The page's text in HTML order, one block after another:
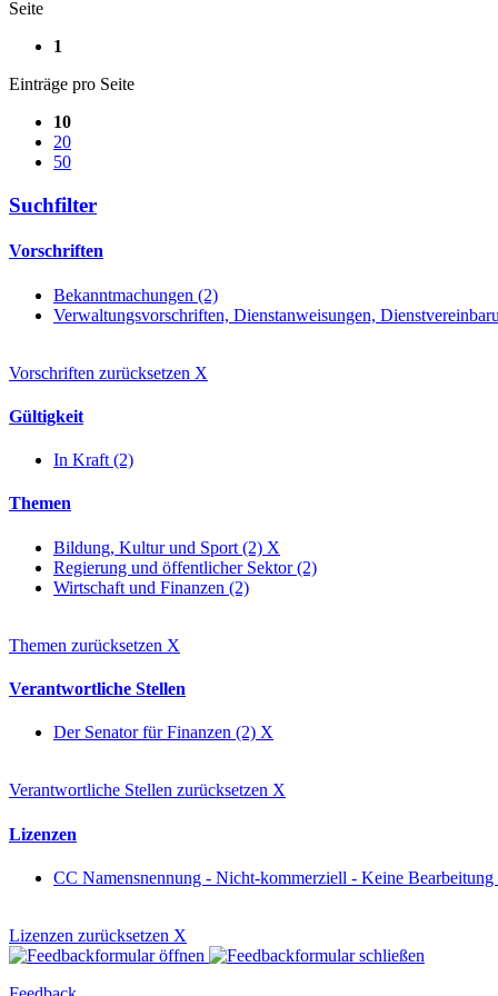
Seite
1
Einträge pro Seite
10
20
50
Suchfilter
Vorschriften
Bekanntmachungen (2)
Verwaltungsvorschriften, Dienstanweisungen,
Vorschriften zurücksetzen X
Gültigkeit
In Kraft (2)
Themen
Bildung, Kultur und Sport (2) X
Regierung und öffentlicher Sektor (2)
Wirtschaft und Finanzen (2)
Themen zurücksetzen X
Verantwortliche Stellen
Der Senator für Finanzen (2) X
Verantwortliche Stellen zurücksetzen X
Lizenzen
CC Namensnennung - Nicht-kommerziell - Keine Bearbeitung
Lizenzen zurücksetzen X